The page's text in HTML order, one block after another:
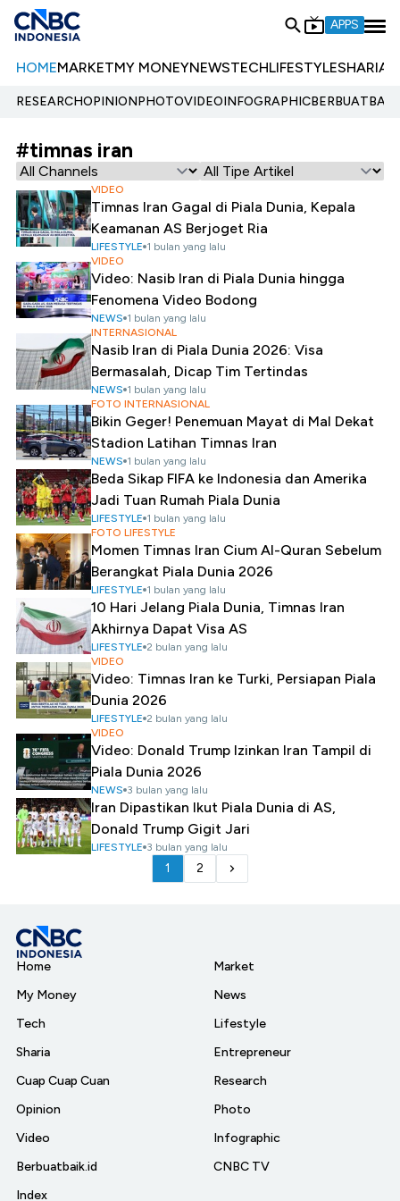
APPS
HOMEMARKETMY MONEYNEWSTECHLIFESTYLESHARIA
RESEARCHOPINIONPHOTOVIDEOINFOGRAPHIC
#timnas iran
VIDEO
Timnas Iran Gagal di Piala Dunia, Kepala
Keamanan AS Berjoget Ria
LIFESTYLE 1 bulan yang lalu
VIDEO
Video: Nasib Iran di Piala Dunia hingga
Fenomena Video Bodong
NEWS 1 bulan yang lalu
INTERNASIONAL
Nasib Iran di Piala Dunia 2026: Visa
Bermasalah, Dicap Tim Tertindas
NEWS 1 bulan yang lalu
FOTO INTERNASIONAL
Bikin Geger! Penemuan Mayat di Mal Dekat
Stadion Latihan Timnas Iran
NEWS 1 bulan yang lalu
Beda Sikap FIFA ke Indonesia dan Amerika
Jadi Tuan Rumah Piala Dunia
LIFESTYLE 1 bulan yang lalu
FOTO LIFESTYLE
Momen Timnas Iran Cium Al-Quran Sebelum
Berangkat Piala Dunia 2026
LIFESTYLE 1 bulan yang lalu
10 Hari Jelang Piala Dunia, Timnas Iran
Akhirnya Dapat Visa AS
LIFESTYLE 2 bulan yang lalu
VIDEO
Video: Timnas Iran ke Turki, Persiapan Piala
Dunia 2026
LIFESTYLE 2 bulan yang lalu
VIDEO
Video: Donald Trump Izinkan Iran Tampil di
Piala Dunia 2026
NEWS 3 bulan yang lalu
Iran Dipastikan Ikut Piala Dunia di AS,
Donald Trump Gigit Jari
LIFESTYLE 3 bulan yang lalu
1 2
Home
My Money
Tech
Sharia
Cuap Cuap Cuan
Opinion
Video
Berbuatbaik.id
Index
Market
News
Lifestyle
Entrepreneur
Research
Photo
Infographic
CNBC TV